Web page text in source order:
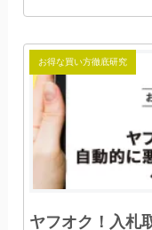
お得な買い方徹底研究
ヤフオク！入札